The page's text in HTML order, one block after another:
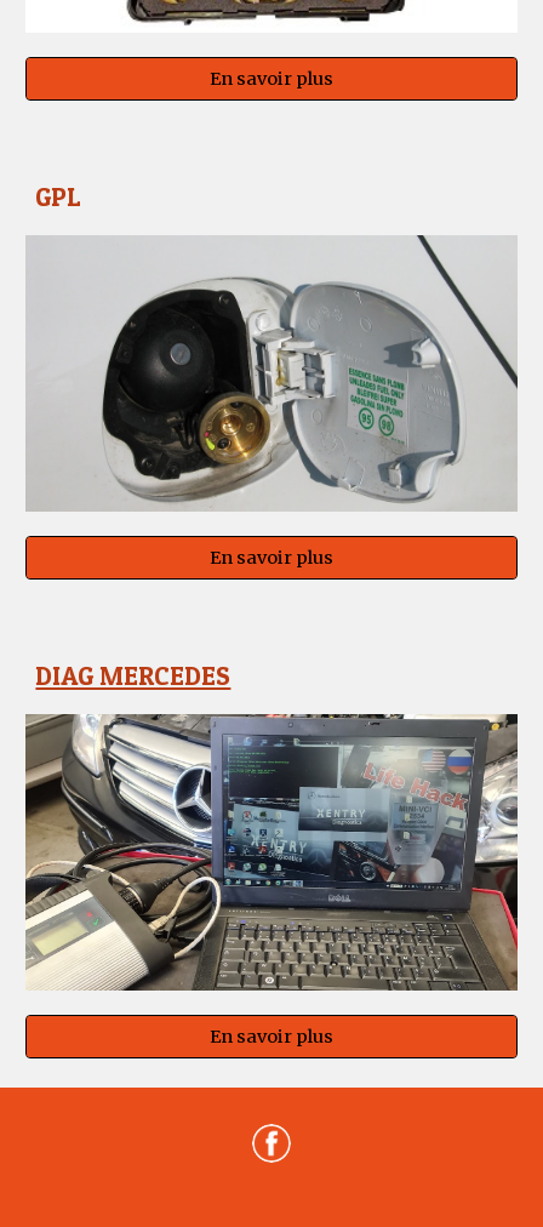
En savoir plus
GPL
En savoir plus
DIAG MERCEDES
En savoir plus